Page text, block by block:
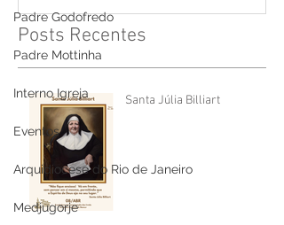
Padre Godofredo
Padre Mottinha
Interno Igreja
Eventos
Arquidiocese do Rio de Janeiro
Medjugorje
Posts Recentes
Santa Júlia Billiart